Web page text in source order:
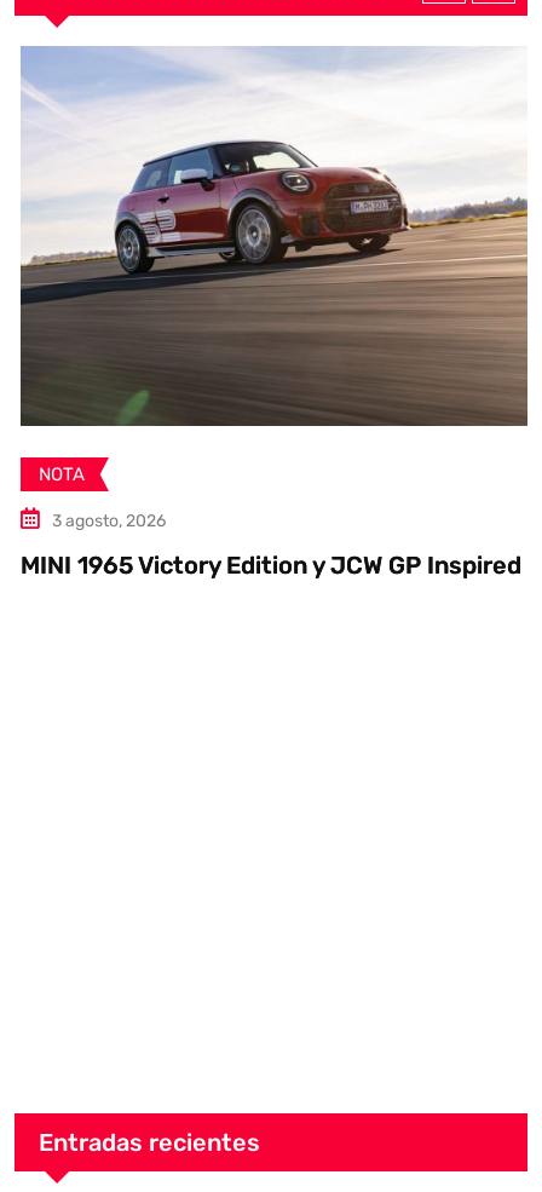
NOTA
3 agosto, 2026
MINI 1965 Victory Edition y JCW GP Inspired
Entradas recientes